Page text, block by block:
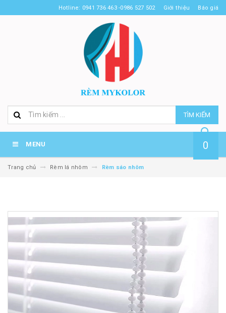
Hotline: 0941 736 463 -0986 527 502 Giới thiệu Báo giá
TÌM KIẾM
MENU 0
Trang chủ Rèm lá nhôm Rèm sáo nhôm